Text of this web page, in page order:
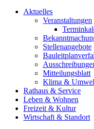
Aktuelles
Veranstaltungen
Stellenangebote
Mitteilungsblatt
Klima &
Rathaus & Service
Leben & Wohnen
Freizeit & Kultur
Wirtschaft & Standort